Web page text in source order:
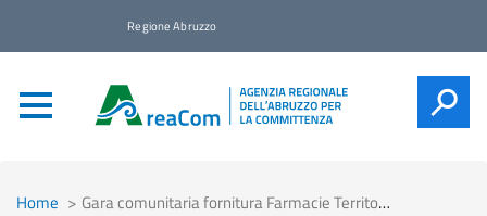
Regione Abruzzo
Home Gara comunitaria fornitura Farmacie Territoriali della Regione Abruzzo